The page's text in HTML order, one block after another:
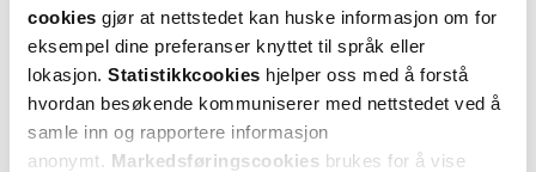
cookies gjør at nettstedet kan huske informasjon om for
eksempel dine preferanser knyttet til språk eller
lokasjon. Statistikkcookies hjelper oss med å forstå
hvordan besøkende kommuniserer med nettstedet ved å
samle inn og rapportere informasjon
anonymt. Markedsføringscookies brukes for å vise
fuktighetskrem/solkrem, men lite imponerende som primer. Lukter
solkrem.
Var denne anmeldelsen nyttig?
0 0